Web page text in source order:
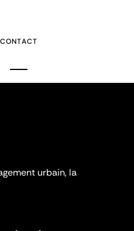
CONTACT
urbain, la